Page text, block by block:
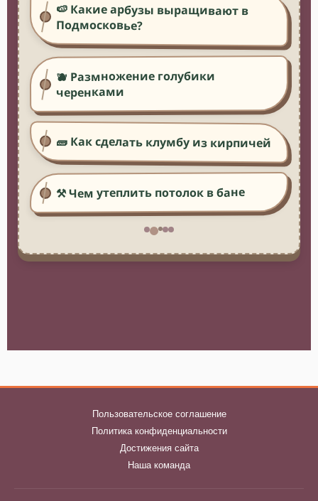
🍉 Какие арбузы выращивают в
Подмосковье?
🫐 Размножение голубики
черенками
🧱 Как сделать клумбу из кирпичей
⚒️ Чем утеплить потолок в бане
Пользовательское соглашение
Политика конфиденциальности
Достижения сайта
Наша команда